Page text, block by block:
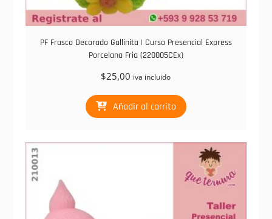
PF Frasco Decorado Gallinita | Curso Presencial Express
Porcelana Fria (220005CEx)
$25,00 iva incluido
Añadir al carrito